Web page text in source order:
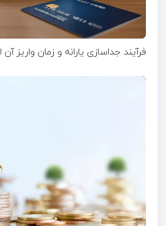
فرآیند جداسازی یارانه و زمان واریز